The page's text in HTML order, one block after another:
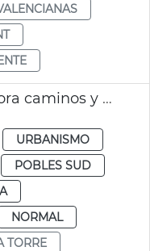
Adjudicación obras mejora caminos y calles afectadas dana la Torre
URBANISMO
POBLES SUD
NORMAL
TORRE